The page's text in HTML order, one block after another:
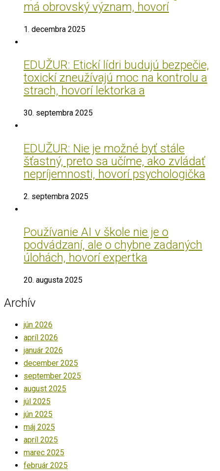
má obrovský význam, hovorí
1. decembra 2025
EDUŽUR: Etickí lídri budujú bezpečie,
toxickí zneužívajú moc na kontrolu a
strach, hovorí lektorka a
30. septembra 2025
EDUŽUR: Nie je možné byť stále
šťastný, preto sa učíme, ako zvládať
nepríjemnosti, hovorí psychologička
2. septembra 2025
Používanie AI v škole nie je o
podvádzaní, ale o chybne zadaných
úlohách, hovorí expertka
20. augusta 2025
Archív
jún 2026
apríl 2026
január 2026
december 2025
september 2025
august 2025
júl 2025
jún 2025
máj 2025
apríl 2025
marec 2025
február 2025